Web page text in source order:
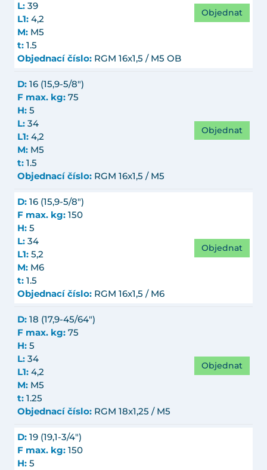
L: 39
L1: 4,2
M: M5
t: 1.5
Objednací číslo: RGM 16x1,5 / M5 OB
Objednat
D: 16 (15,9-5/8")
F max. kg: 75
H: 5
L: 34
L1: 4,2
M: M5
t: 1.5
Objednací číslo: RGM 16x1,5 / M5
Objednat
D: 16 (15,9-5/8")
F max. kg: 150
H: 5
L: 34
L1: 5,2
M: M6
t: 1.5
Objednací číslo: RGM 16x1,5 / M6
Objednat
D: 18 (17,9-45/64")
F max. kg: 75
H: 5
L: 34
L1: 4,2
M: M5
t: 1.25
Objednací číslo: RGM 18x1,25 / M5
Objednat
D: 19 (19,1-3/4")
F max. kg: 150
H: 5